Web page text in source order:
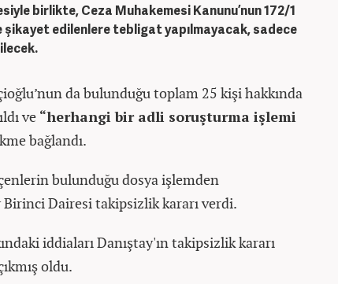
birlikte, Ceza Muhakemesi Kanunu’nun 172/1
şikayet edilenlere tebligat yapılmayacak, sadece
da bulunduğu toplam 25 kişi hakkında
ve “herhangi bir adli soruşturma işlemi
bağlandı.
bulunduğu dosya işlemden
Birinci Dairesi takipsizlik kararı verdi.
iddiaları Danıştay'ın takipsizlik kararı
oldu.